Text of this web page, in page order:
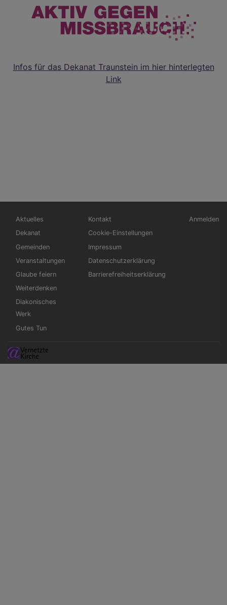
Infos für das Dekanat Traunstein im hier hinterlegten
Link
Hauptnavigation
Aktuelles
Dekanat
Gemeinden
Veranstaltungen
Glaube feiern
Weiterdenken
Diakonisches
Werk
Gutes Tun
Fußbereichsmenü
Kontakt
Cookie-Einstellungen
Impressum
Datenschutzerklärung
Barrierefreiheitserklärung
Anmelden